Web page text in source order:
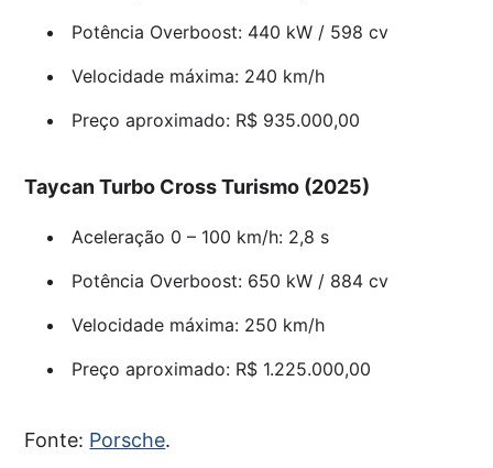
Potência Overboost: 440 kW / 598 cv
Velocidade máxima: 240 km/h
Preço aproximado: R$ 935.000,00
Taycan Turbo Cross Turismo (2025)
Aceleração 0 – 100 km/h: 2,8 s
Potência Overboost: 650 kW / 884 cv
Velocidade máxima: 250 km/h
Preço aproximado: R$ 1.225.000,00
Fonte: Porsche.